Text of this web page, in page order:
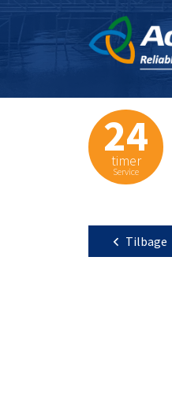
24
timer
Service
Tilbage